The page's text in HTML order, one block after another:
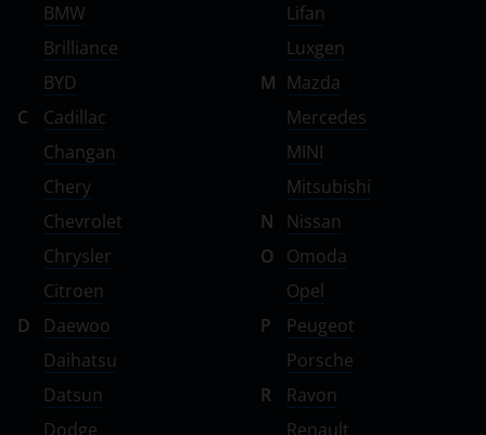
BMW
Brilliance
BYD
C
Cadillac
Changan
Chery
Chevrolet
Chrysler
Citroen
D
Daewoo
Daihatsu
Datsun
Dodge
Lifan
Luxgen
M Mazda
Mercedes
MINI
Mitsubishi
N
Nissan
O
Omoda
Opel
P
Peugeot
Porsche
R
Ravon
Renault